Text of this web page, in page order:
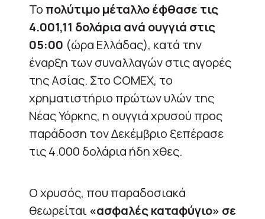
Το πολύτιμο μέταλλο έφθασε τις
4.001,11 δολάρια ανά ουγγιά στις
05:00 (ώρα Ελλάδας), κατά την
έναρξη των συναλλαγών στις αγορές
της Ασίας. Στο COMEX, το
χρηματιστήριο πρώτων υλών της
Νέας Υόρκης, η ουγγιά χρυσού προς
παράδοση τον Δεκέμβριο ξεπέρασε
τις 4.000 δολάρια ήδη χθες.
Ο χρυσός, που παραδοσιακά
θεωρείται «ασφαλές καταφύγιο» σε